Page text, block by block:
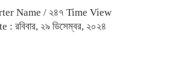
Name / ২৪৭ Time View
: রবিবার, ২৯ ডিসেম্বর, ২০২৪